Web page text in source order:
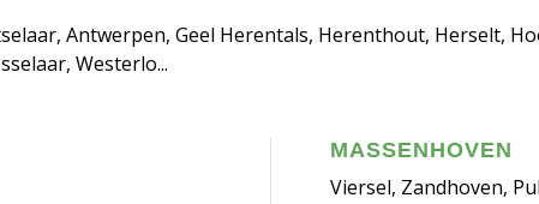
Antwerpen, Geel Herentals, Herenthout, Herselt,
Westerlo...
MASSENHOVEN
Viersel, Zandhoven,